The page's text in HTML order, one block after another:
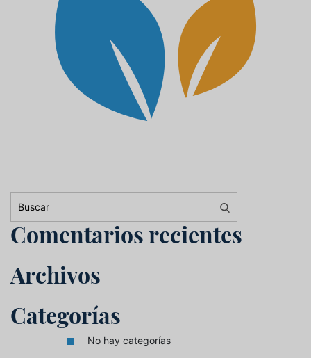
Comentarios recientes
Archivos
Categorías
No hay categorías